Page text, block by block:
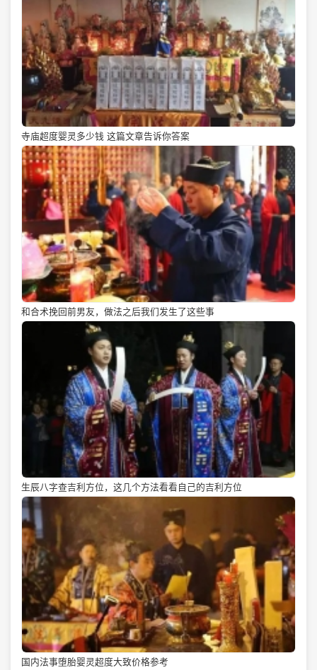
寺庙超度婴灵多少钱 这篇文章告诉你答案
和合术挽回前男友，做法之后我们发生了这些事
生辰八字查吉利方位，这几个方法看看自己的吉利方位
国内法事堕胎婴灵超度大致价格参考